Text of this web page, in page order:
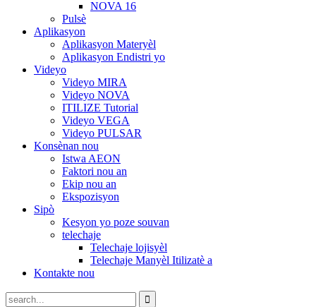
NOVA 16
Pulsè
Aplikasyon
Aplikasyon Materyèl
Aplikasyon Endistri yo
Videyo
Videyo MIRA
Videyo NOVA
ITILIZE Tutorial
Videyo VEGA
Videyo PULSAR
Konsènan nou
Istwa AEON
Faktori nou an
Ekip nou an
Ekspozisyon
Sipò
Kesyon yo poze souvan
telechaje
Telechaje lojisyèl
Telechaje Manyèl Itilizatè a
Kontakte nou